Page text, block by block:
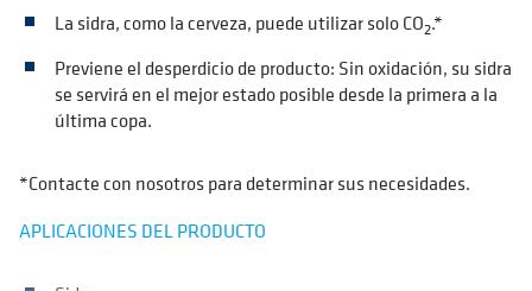
La sidra, como la cerveza, puede utilizar solo CO2.*
Previene el desperdicio de producto: Sin oxidación, su sidra
se servirá en el mejor estado posible desde la primera a la
última copa.
*Contacte con nosotros para determinar sus necesidades.
APLICACIONES DEL PRODUCTO